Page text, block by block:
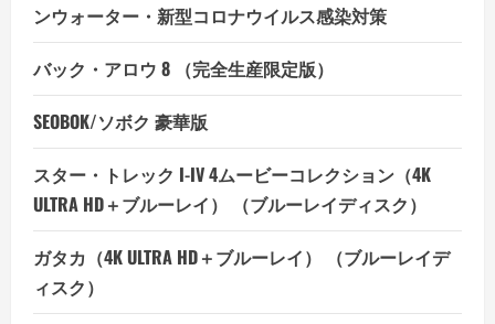
ンウォーター・新型コロナウイルス感染対策
バック・アロウ 8 （完全生産限定版）
SEOBOK/ソボク 豪華版
スター・トレック I-IV 4ムービーコレクション（4K
ULTRA HD＋ブルーレイ） （ブルーレイディスク）
ガタカ（4K ULTRA HD＋ブルーレイ） （ブルーレイデ
ィスク）